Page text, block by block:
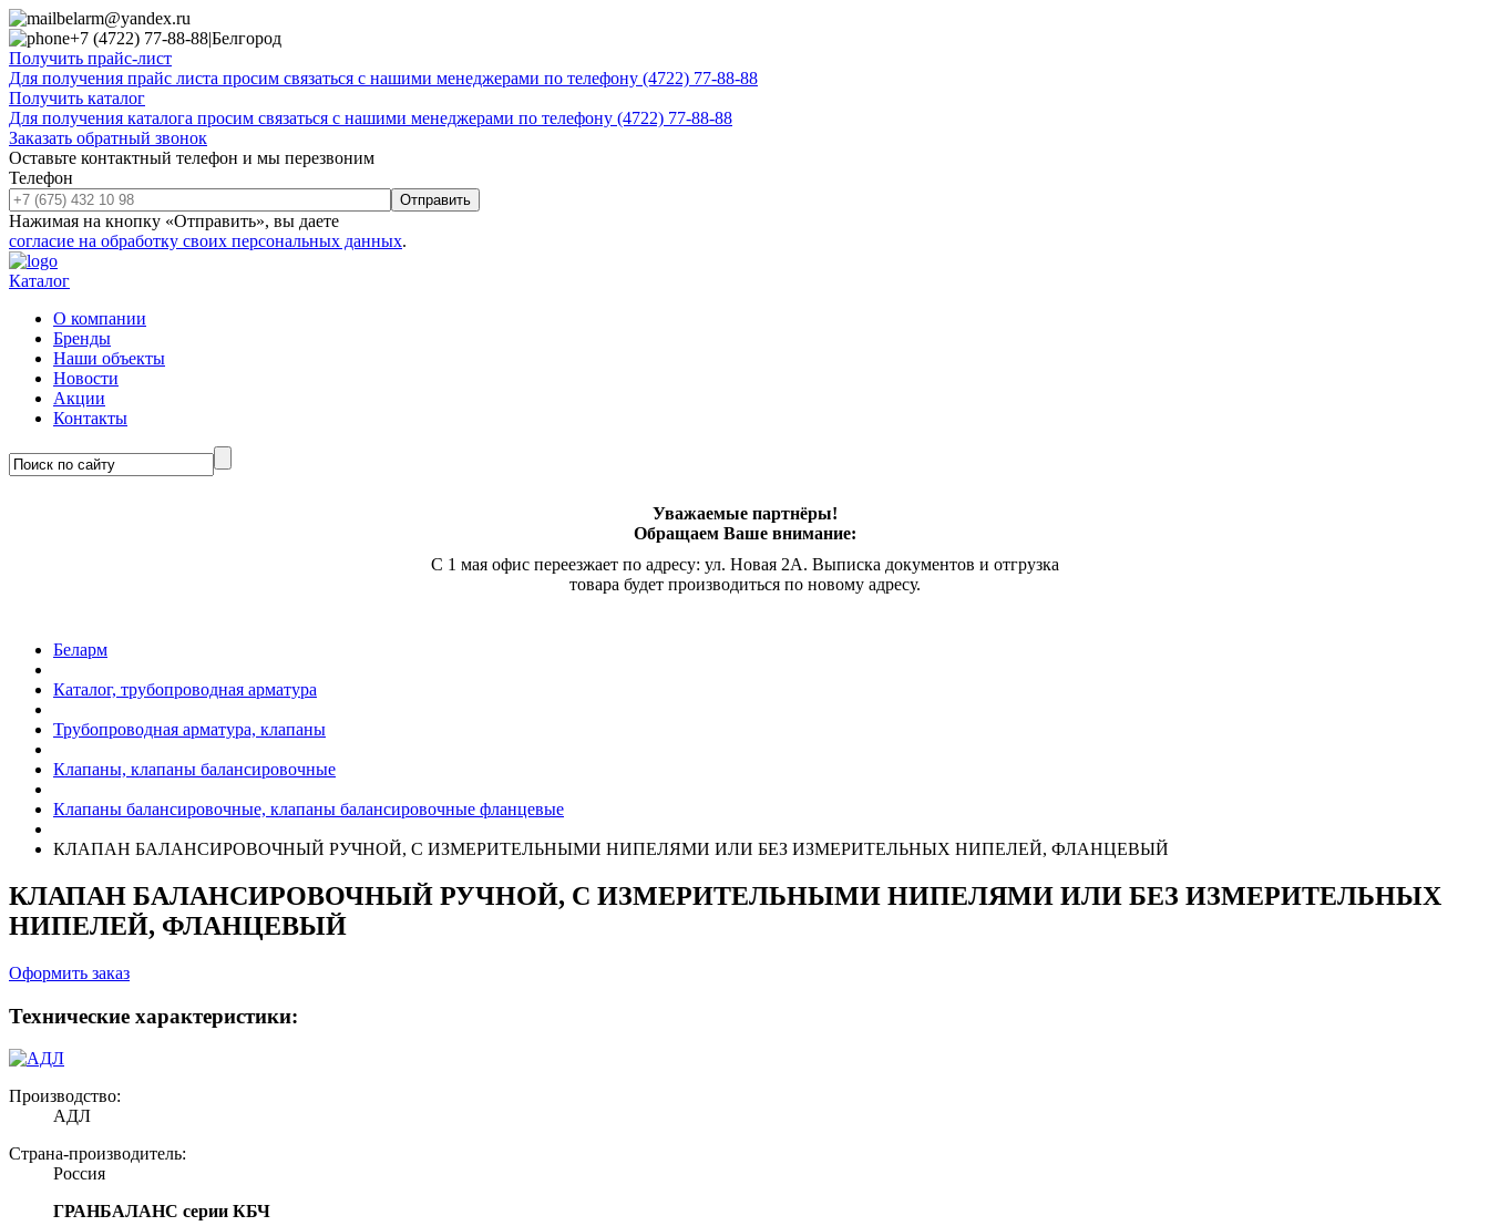
belarm@yandex.ru
+7 (4722) 77-88-88|Белгород
Получить прайс-лист
Для получения прайс листа просим связаться с нашими менеджерами по телефону (4722) 77-88-88
Получить каталог
Для получения каталога просим связаться с нашими менеджерами по телефону (4722) 77-88-88
Заказать обратный звонок
Оставьте контактный телефон и мы перезвоним
Телефон
Отправить
Нажимая на кнопку «Отправить», вы даете
согласие на обработку своих персональных данных.
Каталог
О компании
Бренды
Наши объекты
Новости
Акции
Контакты
Уважаемые партнёры!
Обращаем Ваше внимание:
С 1 мая офис переезжает по адресу: ул. Новая 2А. Выписка документов и отгрузка
товара будет производиться по новому адресу.
Беларм
Каталог, трубопроводная арматура
Трубопроводная арматура, клапаны
Клапаны, клапаны балансировочные
Клапаны балансировочные, клапаны балансировочные фланцевые
КЛАПАН БАЛАНСИРОВОЧНЫЙ РУЧНОЙ, С ИЗМЕРИТЕЛЬНЫМИ НИПЕЛЯМИ ИЛИ БЕЗ ИЗМЕРИТЕЛЬНЫХ НИПЕЛЕЙ, ФЛАНЦЕВЫЙ
КЛАПАН БАЛАНСИРОВОЧНЫЙ РУЧНОЙ, С ИЗМЕРИТЕЛЬНЫМИ НИПЕЛЯМИ ИЛИ БЕЗ ИЗМЕРИТЕЛЬНЫХ
НИПЕЛЕЙ, ФЛАНЦЕВЫЙ
Оформить заказ
Технические характеристики:
Производство:
АДЛ
Страна-производитель:
Россия
ГРАНБАЛАНС серии КБЧ